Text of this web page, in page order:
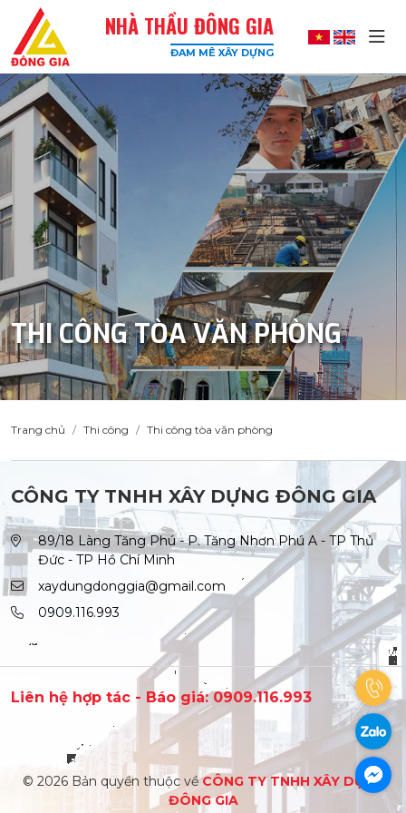
Đông
Gia
-
Công
Xây
Dựng
Uy
Tín,
Chất
Lượng
Cao
NHÀ THẦU ĐÔNG GIA
ĐAM MÊ XÂY DỰNG
THI CÔNG TÒA VĂN PHÒNG
Trang chủ Thi công Thi công tòa văn phòng
CÔNG TY TNHH XÂY DỰNG ĐÔNG GIA
89/18 Làng Tăng Phú - P. Tăng Nhơn Phú A - TP Thủ
Đức - TP Hồ Chí Minh
xaydungdonggia@gmail.com
0909.116.993
Liên hệ hợp tác - Báo giá: 0909.116.993
© 2026 Bản quyền thuộc vềCÔNG TY TNHH XÂY DỰNG
ĐÔNG GIA